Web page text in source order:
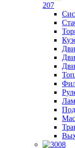
207